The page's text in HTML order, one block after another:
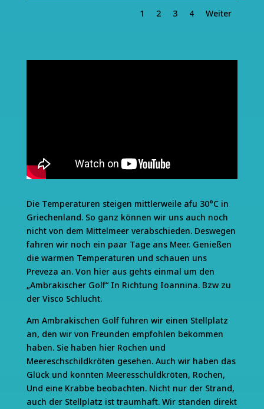
1 2 3 4 Weiter
Die Temperaturen steigen mittlerweile afu 30°C in
Griechenland. So ganz können wir uns auch noch
nicht von dem Mittelmeer verabschieden. Deswegen
fahren wir noch ein paar Tage ans Meer. Genießen
die warmen Temperaturen und schauen uns
Preveza an. Von hier aus gehts einmal um den
„Ambrakischer Golf“ In Richtung Ioannina. Bzw zu
der Visco Schlucht.
Am Ambrakischen Golf fuhren wir einen Stellplatz
an, den wir von Freunden empfohlen bekommen
haben. Sie haben hier Rochen und
Meereschschildkröten gesehen. Auch wir haben das
Glück und konnten Meeresschuldkröten, Rochen,
Und eine Krabbe beobachten. Nicht nur der Strand,
auch der Stellplatz ist traumhaft. Wir standen direkt